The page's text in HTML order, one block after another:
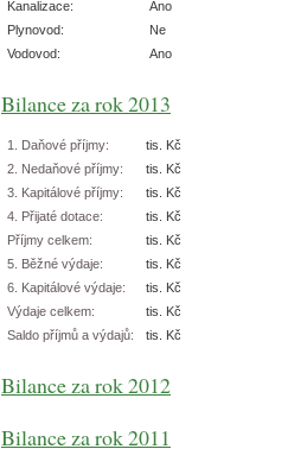
Kanalizace:
Ano
Plynovod:
Ne
Vodovod:
Ano
Bilance za rok 2013
1. Daňové příjmy:
tis. Kč
2. Nedaňové příjmy:
tis. Kč
3. Kapitálové příjmy:
tis. Kč
4. Přijaté dotace:
tis. Kč
Příjmy celkem:
tis. Kč
5. Běžné výdaje:
tis. Kč
6. Kapitálové výdaje:
tis. Kč
Výdaje celkem:
tis. Kč
Saldo příjmů a výdajů:
tis. Kč
Bilance za rok 2012
Bilance za rok 2011